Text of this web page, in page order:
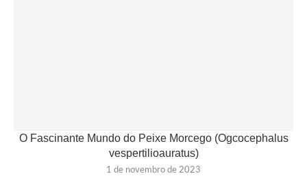
O Fascinante Mundo do Peixe Morcego (Ogcocephalus
vespertilioauratus)
1 de novembro de 2023